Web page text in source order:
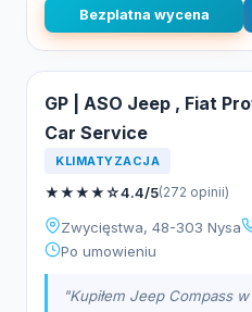
Bezplatna wycena
GP | ASO Jeep , Fiat
Car Service
KLIMATYZACJA
★★★★☆4.4/5(272 opinii)
Zwycięstwa, 48-303 Nysa
Po umowieniu
"Kupiłem Jeep Compass